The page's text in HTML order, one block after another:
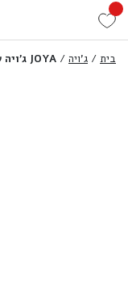
בית / ג'ויה / JOYA ג’ויה שמן מרוקאי | סרום לשיער דק | 125 מ”ל